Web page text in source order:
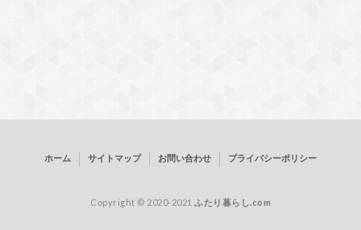
ホーム サイトマップ お問い合わせ プライバシーポリシー
Copyright © 2020-2021 ふたり暮らし.com